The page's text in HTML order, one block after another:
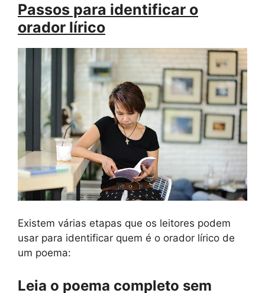
Passos para identificar o
orador lírico
Existem várias etapas que os leitores podem
usar para identificar quem é o orador lírico de
um poema:
Leia o poema completo sem